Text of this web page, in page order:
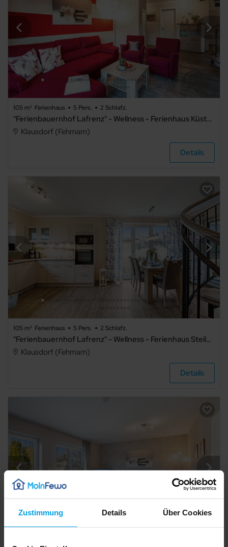
Zustimmung Details Über Cookies
105 m² Ferienhaus 5 Pers. 2 Schlafz.
"Ferienbauernhof Lafrenz" - Wellness - Ferienhaus Küstenwind
Klausdorf (Fehmarn)
Details
105 m² Ferienhaus 5 Pers. 2 Schlafz.
"Ferienbauernhof Lafrenz" - Wellness - Ferienhaus Steilküste
Klausdorf (Fehmarn)
Details